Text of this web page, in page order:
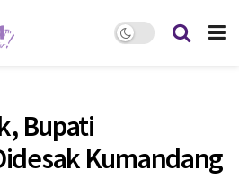
Bupati
Kumandang